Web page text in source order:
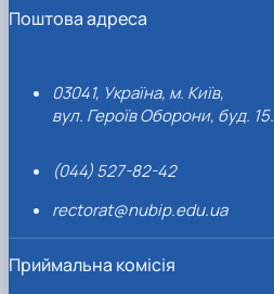
Поштова адреса
03041, Україна, м. Київ,
вул. Героїв Оборони, буд. 15.
(044) 527-82-42
rectorat@nubip.edu.ua
Приймальна комісія